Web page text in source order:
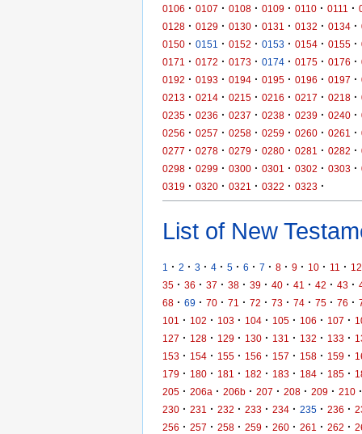
0106 · 0107 · 0108 · 0109 · 0110 · 0111 ·
0128 · 0129 · 0130 · 0131 · 0132 · 0134 ·
0150 · 0151 · 0152 · 0153 · 0154 · 0155 ·
0171
· 0172 · 0173 · 0174 · 0175 · 0176 ·
0192 · 0193 · 0194 · 0195 · 0196 · 0197 ·
0213 · 0214 · 0215 · 0216 · 0217 · 0218 ·
0235 · 0236 · 0237 · 0238 · 0239 · 0240 ·
0256 · 0257 · 0258 · 0259 · 0260 · 0261 ·
0277 · 0278 · 0279 · 0280 · 0281 · 0282 ·
0298 · 0299 · 0300 · 0301 · 0302 · 0303 ·
0319 · 0320 · 0321 · 0322 · 0323 ·
List of New
1 · 2 · 3 · 4 · 5 · 6 · 7 · 8 · 9 · 10 · 11 · 12
35 · 36 · 37 · 38 · 39 · 40 · 41 · 42 · 43 ·
68 · 69 · 70 · 71 · 72 · 73 · 74 · 75 · 76 ·
101
· 102 · 103 · 104 · 105 · 106 · 107 ·
127 · 128 · 129 · 130 · 131 · 132 · 133 ·
153 · 154 · 155 · 156 · 157 · 158 · 159 ·
179 · 180 · 181 · 182 · 183 · 184 · 185 ·
205 · 206a · 206b · 207 · 208 · 209 · 210 ·
230 · 231 · 232 · 233 · 234 · 235 · 236 ·
256 · 257 · 258 · 259 · 260 · 261 · 262 ·